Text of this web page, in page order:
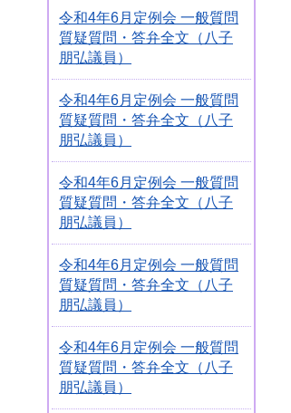
令和4年6月定例会 一般質問
質疑質問・答弁全文（八子
朋弘議員）
令和4年6月定例会 一般質問
質疑質問・答弁全文（八子
朋弘議員）
令和4年6月定例会 一般質問
質疑質問・答弁全文（八子
朋弘議員）
令和4年6月定例会 一般質問
質疑質問・答弁全文（八子
朋弘議員）
令和4年6月定例会 一般質問
質疑質問・答弁全文（八子
朋弘議員）